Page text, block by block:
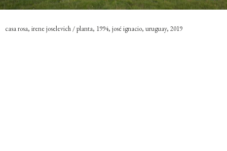
casa rosa, irene joselevich / planta, 1994, josé ignacio, uruguay, 2019